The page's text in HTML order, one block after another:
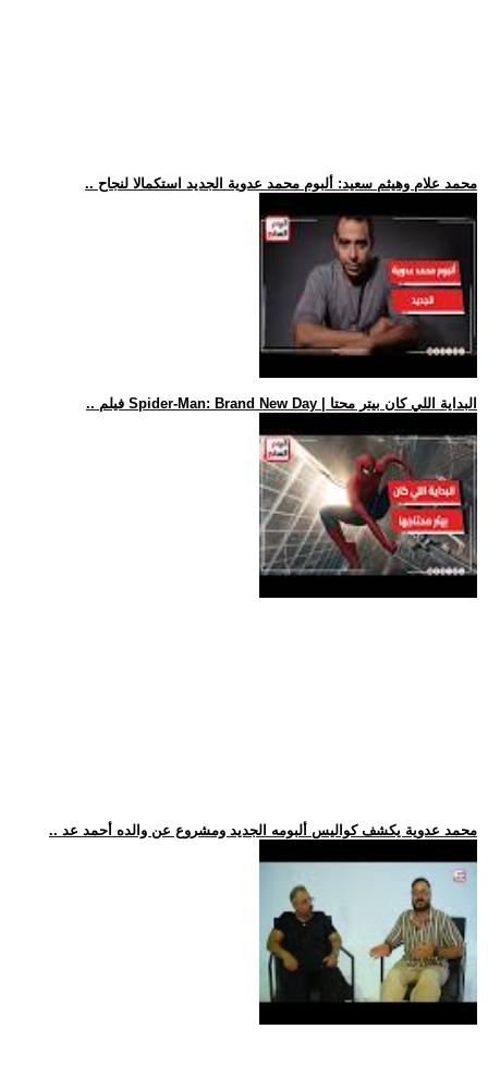
.. محمد علام وهيثم سعيد: ألبوم محمد عدوية الجديد استكمالا لنجاح
.. فيلم Spider-Man: Brand New Day | البداية اللي كان بيتر محتا
.. محمد عدوية يكشف كواليس ألبومه الجديد ومشروع عن والده أحمد عد